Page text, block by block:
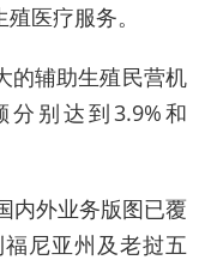
医疗服务。
的辅助生殖民营机
别达到3.9%和
内外业务版图已覆
尼亚州及老挝五